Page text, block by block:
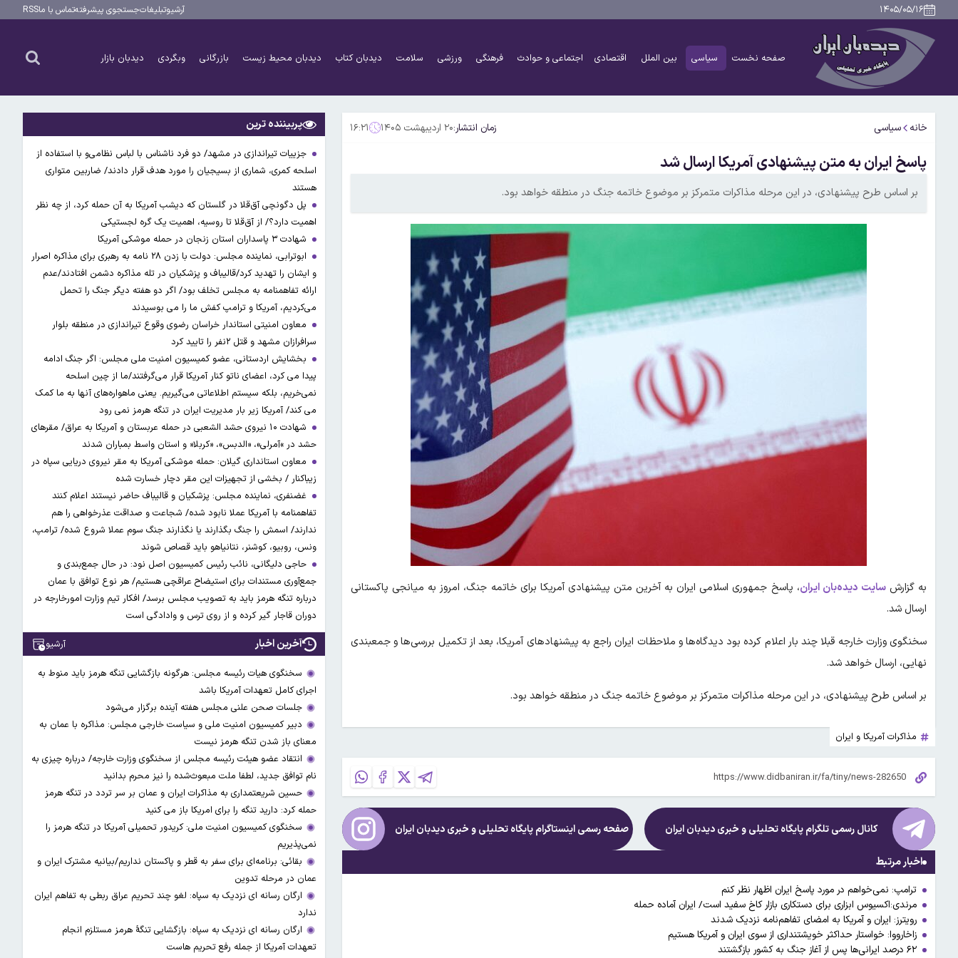
۱۴۰۵/۰۵/۱۶ آرشیوتبلیغاتجستجوی پیشرفتهتماس با ماRSS
صفحه نخست سیاسی بین الملل اقتصادی اجتماعی و حوادث فرهنگی ورزشی سلامت دیدبان کتاب دیدبان محیط زیست بازرگانی وبگردی دیدبان بازار
خانه سیاسی زمان انتشار:۲۰ اردیبهشت ۱۴۰۵ ۱۶:۲۱
پاسخ ایران به متن پیشنهادی آمریکا ارسال شد
بر اساس طرح پیشنهادی، در این مرحله مذاکرات متمرکز بر موضوع خاتمه جنگ در منطقه خواهد بود.
به گزارشسایت دیده‌بان ایران، پاسخ جمهوری اسلامی ایران به آخرین متن پیشنهادی آمریکا برای خاتمه جنگ، امروز به میانجی پاکستانی
ارسال شد.
سخنگوی وزارت خارجه قبلا چند بار اعلام کرده بود دیدگاه‌ها و ملاحظات ایران راجع به پیشنهادهای آمریکا، بعد از تکمیل بررسی‌ها و جمعبندی
نهایی، ارسال خواهد شد.
بر اساس طرح پیشنهادی، در این مرحله مذاکرات متمرکز بر موضوع خاتمه جنگ در منطقه خواهد بود.
مذاکرات آمریکا و ایران
کانال رسمی تلگرام پایگاه تحلیلی و خبریدیدبان ایران صفحه رسمی اینستاگرام پایگاه تحلیلی و خبریدیدبان ایران
اخبار مرتبط
ترامپ: نمی‌خواهم در مورد پاسخ ایران اظهار نظر کنم
مرندی:اکسیوس ابزاری برای دستکاری بازار کاخ سفید است/ ایران آماده حمله
رویترز: ایران و آمریکا به امضای تفاهم‌نامه نزدیک شدند
زاخارووا: خواستار حداکثر خویشتنداری از سوی ایران و آمریکا هستیم
۶۲ درصد ایرانی‌ها پس از آغاز جنگ به کشور بازگشتند
پربیننده ترین
جزییات تیراندازی در مشهد/ دو فرد ناشناس با لباس نظامی‌و با استفاده از
اسلحه کمری، شماری از بسیجیان را مورد هدف قرار دادند/ ضاربین متواری
هستند
پل دگونچی آق‌قلا در گلستان که دیشب آمریکا به آن حمله کرد، از چه نظر
اهمیت دارد؟/ از آق‌قلا تا روسیه، اهمیت یک گره لجستیکی
شهادت ۳ ‌پاسداران استان زنجان در حمله موشکی آمریکا
ابوترابی، نماینده مجلس: دولت با زدن ۲۸ نامه به رهبری برای مذاکره اصرار
و ایشان را تهدید کرد/قالیباف و پزشکیان در تله مذاکره دشمن افتادند/عدم
ارائه تفاهمنامه به مجلس تخلف بود/ اگر دو هفته دیگر جنگ را تحمل
می‌کردیم، آمریکا و ترامپ کفش ما را می بوسیدند
معاون امنیتی استاندار خراسان رضوی وقوع تیراندازی در منطقه بلوار
سرافرازان مشهد و قتل ۲نفر را تایید کرد
بخشایش اردستانی، عضو کمیسیون امنیت ملی مجلس: اگر جنگ ادامه
پیدا می کرد، اعضای ناتو کنار آمریکا قرار می‌گرفتند/ما از چین اسلحه
نمی‌خریم، بلکه سیستم اطلاعاتی می‌گیریم. یعنی ماهواره‌های آنها به ما کمک
می کند/ آمریکا زیر بار مدیریت ایران در تنگه هرمز نمی رود
شهادت ۱۰ نیروی حشد الشعبی در حمله عربستان و آمریکا به عراق/ مقرهای
حشد در »آمرلی»، «الدبس»، «کربلا« و استان واسط بمباران شدند
معاون استانداری گیلان: حمله موشکی آمریکا به مقر نیروی دریایی سپاه در
زیباکنار / بخشی از تجهیزات این مقر دچار خسارت شده
غضنفری، نماینده مجلس: پزشکیان و قالیباف حاضر نیستند اعلام کنند
تفاهمنامه با آمریکا عملا نابود شده/ شجاعت و صداقت عذرخواهی را هم
ندارند/ اسمش را جنگ بگذارند یا نگذارند جنگ سوم عملا شروع شده/ ترامپ،
ونس، روبیو، کوشنر، نتانیاهو باید قصاص شوند
حاجی دلیگانی، نائب رئیس کمیسیون اصل نود: در حال جمع‌بندی و
جمع‌آوری مستندات برای استیضاح عراقچی هستیم/ هر نوع توافق با عمان
درباره تنگه هرمز باید به تصویب مجلس برسد/ افکار تیم وزارت امورخارجه در
دوران قاجار گیر کرده و از روی ترس و وادادگی است
آخرین اخبار آرشیو
سخنگوی هیات رئیسه مجلس: هرگونه بازگشایی تنگه هرمز باید منوط به
اجرای کامل تعهدات آمریکا باشد
جلسات صحن علنی مجلس هفته آینده برگزار می‌شود
دبیر کمیسیون امنیت ملی و سیاست خارجی مجلس: مذاکره با عمان به
معنای باز شدن تنگه هرمز نیست
انتقاد عضو هیئت رئیسه مجلس از سخنگوی وزارت خارجه/ درباره چیزی به
نام توافق جدید، لطفا ملت مبعوث‌شده را نیز محرم بدانید
حسین شریعتمداری به مذاکرات ایران و عمان بر سر تردد در تنگه هرمز
حمله کرد: دارید تنگه را برای امریکا باز می کنید
سخنگوی کمیسیون امنیت ملی: کریدور تحمیلی آمریکا در تنگه هرمز را
نمی‌پذیریم
بقائی: برنامه‌ای برای سفر به قطر و پاکستان نداریم/بیانیه مشترک ایران و
عمان در مرحله تدوین
ارگان رسانه ای نزدیک به سپاه: لغو چند تحریم عراق ربطی به تفاهم ایران
ندارد
ارگان رسانه ای نزدیک به سپاه: بازگشایی تنگۀ هرمز مستلزم انجام
تعهدات آمریکا از جمله رفع تحریم هاست